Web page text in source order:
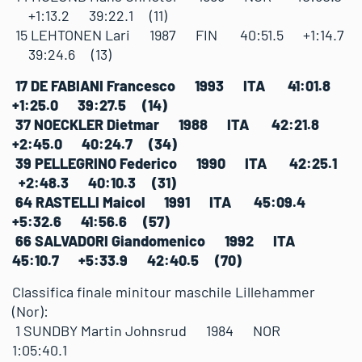
+1:13.2 39:22.1 (11)
15 LEHTONEN Lari 1987 FIN 40:51.5 +1:14.7
39:24.6 (13)
17 DE FABIANI Francesco 1993 ITA 41:01.8
+1:25.0 39:27.5 (14)
37 NOECKLER Dietmar 1988 ITA 42:21.8
+2:45.0 40:24.7 (34)
39 PELLEGRINO Federico 1990 ITA 42:25.1
+2:48.3 40:10.3 (31)
64 RASTELLI Maicol 1991 ITA 45:09.4
+5:32.6 41:56.6 (57)
66 SALVADORI Giandomenico 1992 ITA
45:10.7 +5:33.9 42:40.5 (70)
Classifica finale minitour maschile Lillehammer
(Nor):
1 SUNDBY Martin Johnsrud 1984 NOR
1:05:40.1